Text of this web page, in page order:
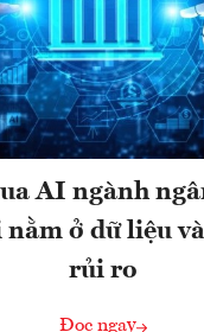
AI ngành
ở dữ liệu
rủi ro
Đọc ngay